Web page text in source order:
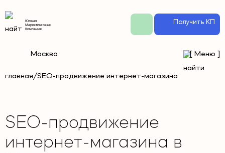
Южная
Маркетинговая
Компания
Получить КП
Москва [ Меню ]
главная/SEO-продвижение интернет-магазина
SEO-продвижение
интернет-магазина в